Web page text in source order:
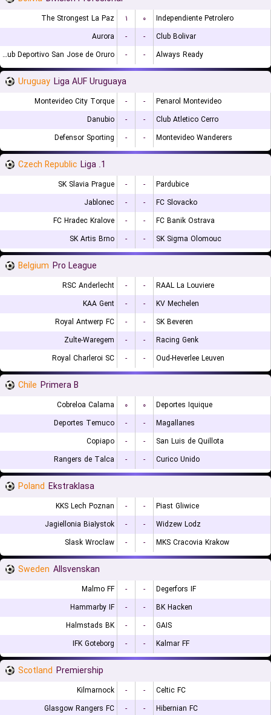
The Strongest La Paz ۱ ۰
Independiente Petrolero
Aurora
- -
Club Bolivar
GV Club Deportivo San Jose de Oruro
- - Always Ready
Uruguay Liga AUF Uruguaya
Montevideo City Torque - -
Penarol Montevideo
Danubio
- -
Club Atletico Cerro
Defensor Sporting
- - Montevideo Wanderers
Czech Republic 1. Liga
SK Slavia Prague - -
Pardubice
Jablonec
- -
FC Slovacko
FC Hradec Kralove
- -
FC Banik Ostrava
SK Artis Brno
- - SK Sigma Olomouc
Belgium Pro League
RSC Anderlecht - -
RAAL La Louviere
KAA Gent
- -
KV Mechelen
Royal Antwerp FC
- -
SK Beveren
Zulte-Waregem
- -
Racing Genk
Royal Charleroi SC
- - Oud-Heverlee Leuven
Chile Primera B
Cobreloa Calama ۰ ۰
Deportes Iquique
Deportes Temuco
- -
Magallanes
Copiapo
- -
San Luis de Quillota
Rangers de Talca
- - Curico Unido
Poland Ekstraklasa
KKS Lech Poznan - -
Piast Gliwice
Jagiellonia Białystok
- -
Widzew Lodz
Slask Wroclaw
- - MKS Cracovia Krakow
Sweden Allsvenskan
Malmo FF - -
Degerfors IF
Hammarby IF
- -
BK Hacken
Halmstads BK
- -
GAIS
IFK Goteborg
- - Kalmar FF
Scotland Premiership
Kilmarnock - -
Celtic FC
Glasgow Rangers FC
- -
Hibernian FC